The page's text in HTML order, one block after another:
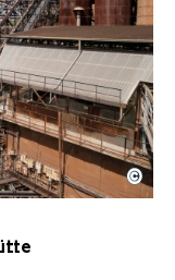
Hütte mit
Hütte | Karl
©